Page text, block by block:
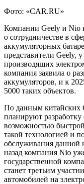
Фото: «CAR.RU»
Компании Geely и Nio
о сотрудничестве в
аккумуляторных
представители Geely,
производящих
компания заявила о
аккумуляторов, и к
5000 таких объектов.
По данным
планируют разработку
возможностью
такой технологией и
обслуживания данной
назад компания Nio
государственной
станет третьим
автомобилей на